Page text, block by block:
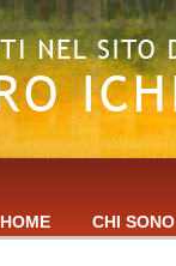
HOME CHI SONO